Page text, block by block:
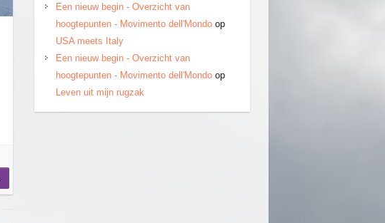
Een nieuw begin - Overzicht van
hoogtepunten - Movimento dell'Mondoop
USA meets Italy
Een nieuw begin - Overzicht van
hoogtepunten - Movimento dell'Mondoop
Leven uit mijn rugzak